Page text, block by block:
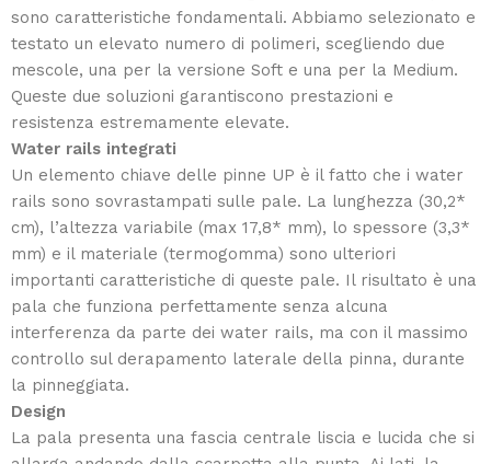
sono caratteristiche fondamentali. Abbiamo selezionato e
testato un elevato numero di polimeri, scegliendo due
mescole, una per la versione Soft e una per la Medium.
Queste due soluzioni garantiscono prestazioni e
resistenza estremamente elevate.
Water rails integrati
Un elemento chiave delle pinne UP è il fatto che i water
rails sono sovrastampati sulle pale. La lunghezza (30,2*
cm), l’altezza variabile (max 17,8* mm), lo spessore (3,3*
mm) e il materiale (termogomma) sono ulteriori
importanti caratteristiche di queste pale. Il risultato è una
pala che funziona perfettamente senza alcuna
interferenza da parte dei water rails, ma con il massimo
controllo sul derapamento laterale della pinna, durante
la pinneggiata.
Design
La pala presenta una fascia centrale liscia e lucida che si